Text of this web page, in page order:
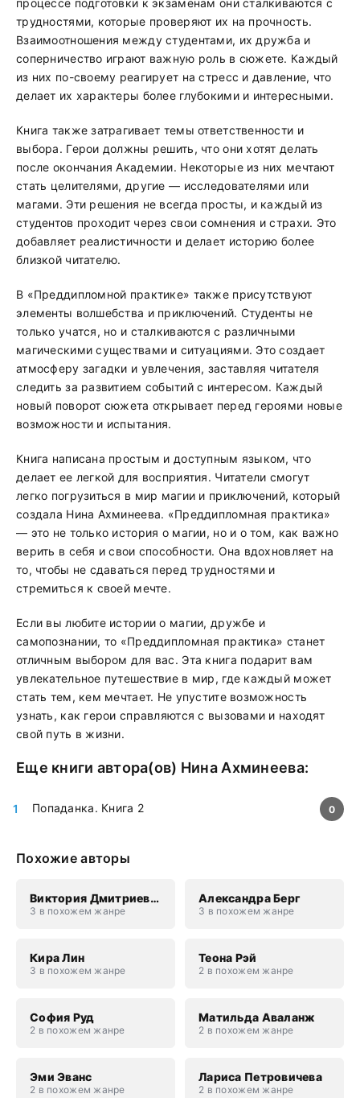
процессе подготовки к экзаменам они сталкиваются с
трудностями, которые проверяют их на прочность.
Взаимоотношения между студентами, их дружба и
соперничество играют важную роль в сюжете. Каждый
из них по-своему реагирует на стресс и давление, что
делает их характеры более глубокими и интересными.
Книга также затрагивает темы ответственности и
выбора. Герои должны решить, что они хотят делать
после окончания Академии. Некоторые из них мечтают
стать целителями, другие — исследователями или
магами. Эти решения не всегда просты, и каждый из
студентов проходит через свои сомнения и страхи. Это
добавляет реалистичности и делает историю более
близкой читателю.
В «Преддипломной практике» также присутствуют
элементы волшебства и приключений. Студенты не
только учатся, но и сталкиваются с различными
магическими существами и ситуациями. Это создает
атмосферу загадки и увлечения, заставляя читателя
следить за развитием событий с интересом. Каждый
новый поворот сюжета открывает перед героями новые
возможности и испытания.
Книга написана простым и доступным языком, что
делает ее легкой для восприятия. Читатели смогут
легко погрузиться в мир магии и приключений, который
создала Нина Ахминеева. «Преддипломная практика»
— это не только история о магии, но и о том, как важно
верить в себя и свои способности. Она вдохновляет на
то, чтобы не сдаваться перед трудностями и
стремиться к своей мечте.
Если вы любите истории о магии, дружбе и
самопознании, то «Преддипломная практика» станет
отличным выбором для вас. Эта книга подарит вам
увлекательное путешествие в мир, где каждый может
стать тем, кем мечтает. Не упустите возможность
узнать, как герои справляются с вызовами и находят
свой путь в жизни.
Еще книги автора(ов) Нина Ахминеева:
Попаданка. Книга 2 0
Похожие авторы
Виктория Дмитриевна Свободина
3 в похожем жанре
Александра Берг
3 в похожем жанре
Кира Лин
3 в похожем жанре
Теона Рэй
2 в похожем жанре
София Руд
2 в похожем жанре
Матильда Аваланж
2 в похожем жанре
Эми Эванс
2 в похожем жанре
Лариса Петровичева
2 в похожем жанре